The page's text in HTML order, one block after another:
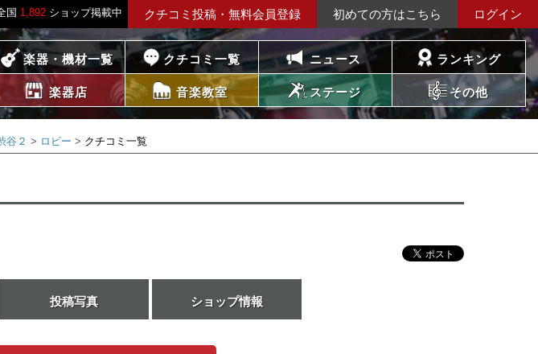
国 1,892 ショップ掲載中 クチコミ投稿・無料会員登録 初めての方はこちら ログイン
楽器・機材一覧 クチコミ一覧 ニュース ランキング
楽器店 音楽教室 ステージ その他
谷２ ロビー クチコミ一覧
投稿写真 ショップ情報